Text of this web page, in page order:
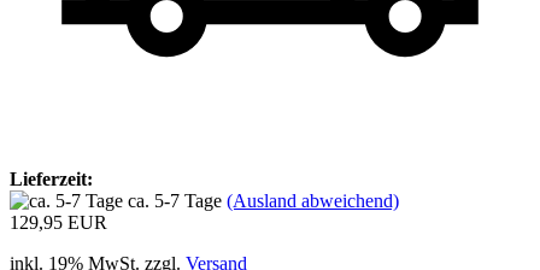
Lieferzeit:
ca. 5-7 Tage (Ausland abweichend)
129,95 EUR
inkl. 19% MwSt. zzgl. Versand